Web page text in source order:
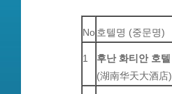
No호텔명 (중문명)
1 후난 화티안 호텔
(湖南华天大酒店)